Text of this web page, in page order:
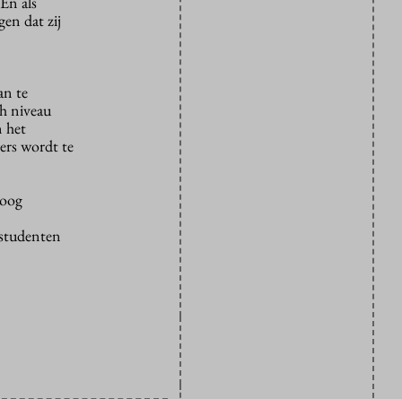
dat zij
te
niveau
het
wordt te